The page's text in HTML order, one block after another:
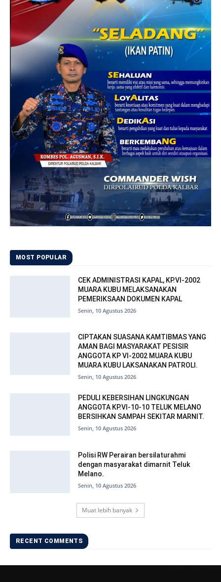
MOST POPULAR
CEK ADMINISTRASI KAPAL, KP.VI-2002
MUARA KUBU MELAKSANAKAN
PEMERIKSAAN DOKUMEN KAPAL
Senin, 10 Agustus 2026
CIPTAKAN SUASANA KAMTIBMAS YANG
AMAN BAGI MASYARAKAT PESISIR
ANGGOTA KP VI-2002 MUARA KUBU
MUARA KUBU LAKSANAKAN PATROLI.
Senin, 10 Agustus 2026
PEDULI KEBERSIHAN LINGKUNGAN
ANGGOTA KP.VI-10-10 TELUK MELANO
BERSIHKAN SAMPAH SEKITAR MARNIT.
Senin, 10 Agustus 2026
Polisi RW Perairan bersilaturahmi
dengan masyarakat dimarnit Teluk
Melano.
Senin, 10 Agustus 2026
Muat lebih banyak
RECENT COMMENTS